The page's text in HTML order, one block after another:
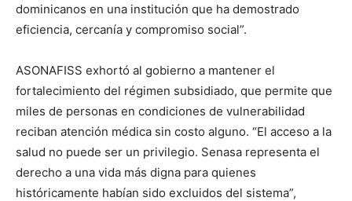
dominicanos en una institución que ha demostrado
eficiencia, cercanía y compromiso social”.
ASONAFISS exhortó al gobierno a mantener el
fortalecimiento del régimen subsidiado, que permite que
miles de personas en condiciones de vulnerabilidad
reciban atención médica sin costo alguno. “El acceso a la
salud no puede ser un privilegio. Senasa representa el
derecho a una vida más digna para quienes
históricamente habían sido excluidos del sistema”,